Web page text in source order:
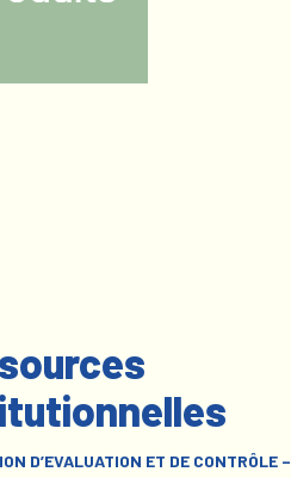
D’EVALUATION ET DE CONTRÔLE –